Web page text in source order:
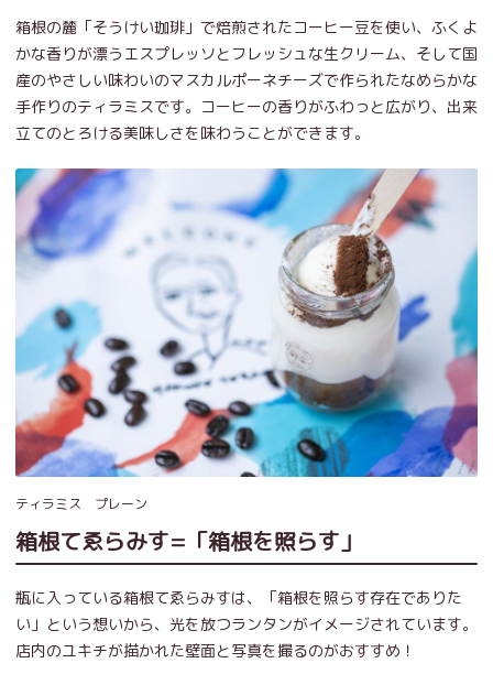
箱根の麓「そうけい珈琲」で焙煎されたコーヒー豆を使い、ふくよ
かな香りが漂うエスプレッソとフレッシュな生クリーム、そして国
産のやさしい味わいのマスカルポーネチーズで作られたなめらかな
手作りのティラミスです。コーヒーの香りがふわっと広がり、出来
立てのとろける美味しさを味わうことができます。
ティラミス プレーン
箱根てゑらみす=「箱根を照らす」
瓶に入っている箱根てゑらみすは、「箱根を照らす存在でありた
い」という想いから、光を放つランタンがイメージされています。
店内のユキチが描かれた壁面と写真を撮るのがおすすめ！